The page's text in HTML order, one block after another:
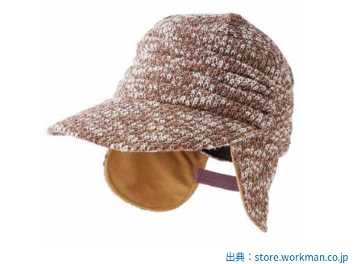
出典：store.workman.co.jp